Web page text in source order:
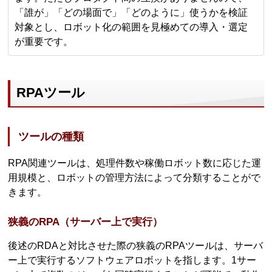
「誰が」「どの場面で」「どのように」使うかを検証
対象とし、ロボット化の範囲を見極めての導入・選定
が重要です。
RPAツール
ツールの種類
RPA関連ツールは、処理件数や稼働ロボット数に応じた運
用規模と、ロボットの管理方法によって分類することがで
きます。
狭義のRPA（サーバー上で実行）
後述のRDAと対比させた際の狭義のRPAツールは、サーバ
ー上で実行するソフトウェアロボットを指します。1サー